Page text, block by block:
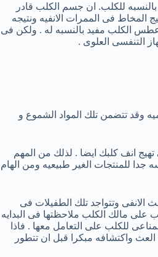
للكلب. ان جسم الكلب قادر
المخاط فى الممرات الانفيه ونتيجه
الكلب مفيد بالنسبه له . ولكن فى
التنفسى العلوى .
وقد تتضمن تلك المواد الشموع و
انف كلبك ايضا . لذلك من المهم
للمنتجات الغير طبيعيه ومن الهام
الانفى وتتواجد تلك الطفيلات فى
على مالك الكلب ملاحظتها فى البدايه
للكلب على التعامل معها . فاذا
واكتشافه مبكرا قبل ان تتطور